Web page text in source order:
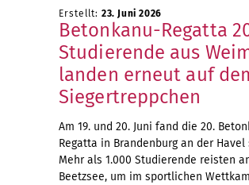
Erstellt: 23. Juni 2026
Betonkanu-Regatta
Studierende aus
landen erneut auf
Siegertreppchen
Am 19. und 20. Juni fand die 20.
Regatta in Brandenburg an der
Mehr als 1.000 Studierende reisten
Beetzsee, um im sportlichen